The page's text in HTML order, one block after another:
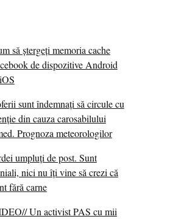
să ștergeți memoria cache
de dispozitive Android
sunt îndemnați să circule cu
din cauza carosabilului
Prognoza meteorologilor
umpluți de post. Sunt
nici nu îți vine să crezi că
fără carne
Un activist PAS cu mii